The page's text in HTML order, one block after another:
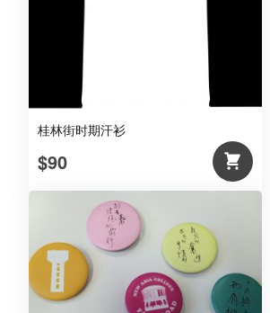
桂林街时期汗衫
$90